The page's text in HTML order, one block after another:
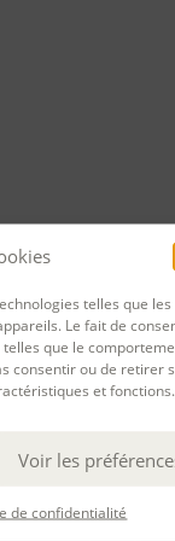
telles que les
Le fait de
que le
consentir ou de retirer
et fonctions.
Voir les
de confidentialité